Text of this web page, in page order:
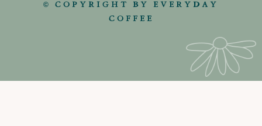
© COPYRIGHT BY EVERYDAY
COFFEE